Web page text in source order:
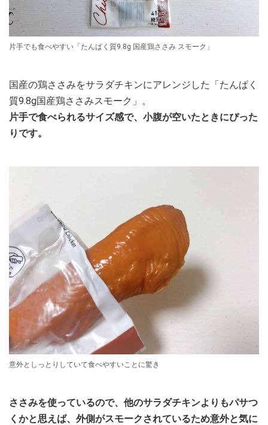
片手でも食べやすい「たんぱく質9.8g 国産鶏ささみ スモーク」
国産の鶏ささみをサラダチキンにアレンジした「たんぱく
質9.8g国産鶏ささみスモーク」。
片手で食べられるサイズ感で、小腹が空いたときにぴった
りです。
意外としっとりしていて食べやすいことに驚き
ささみを使っているので、他のサラダチキンよりもパサつ
くかと思えば、外側がスモークされているため意外と気に